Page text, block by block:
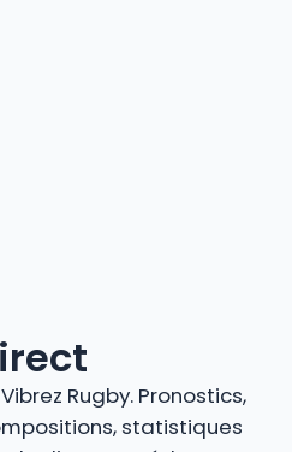
Rugby. Pronostics,
statistiques